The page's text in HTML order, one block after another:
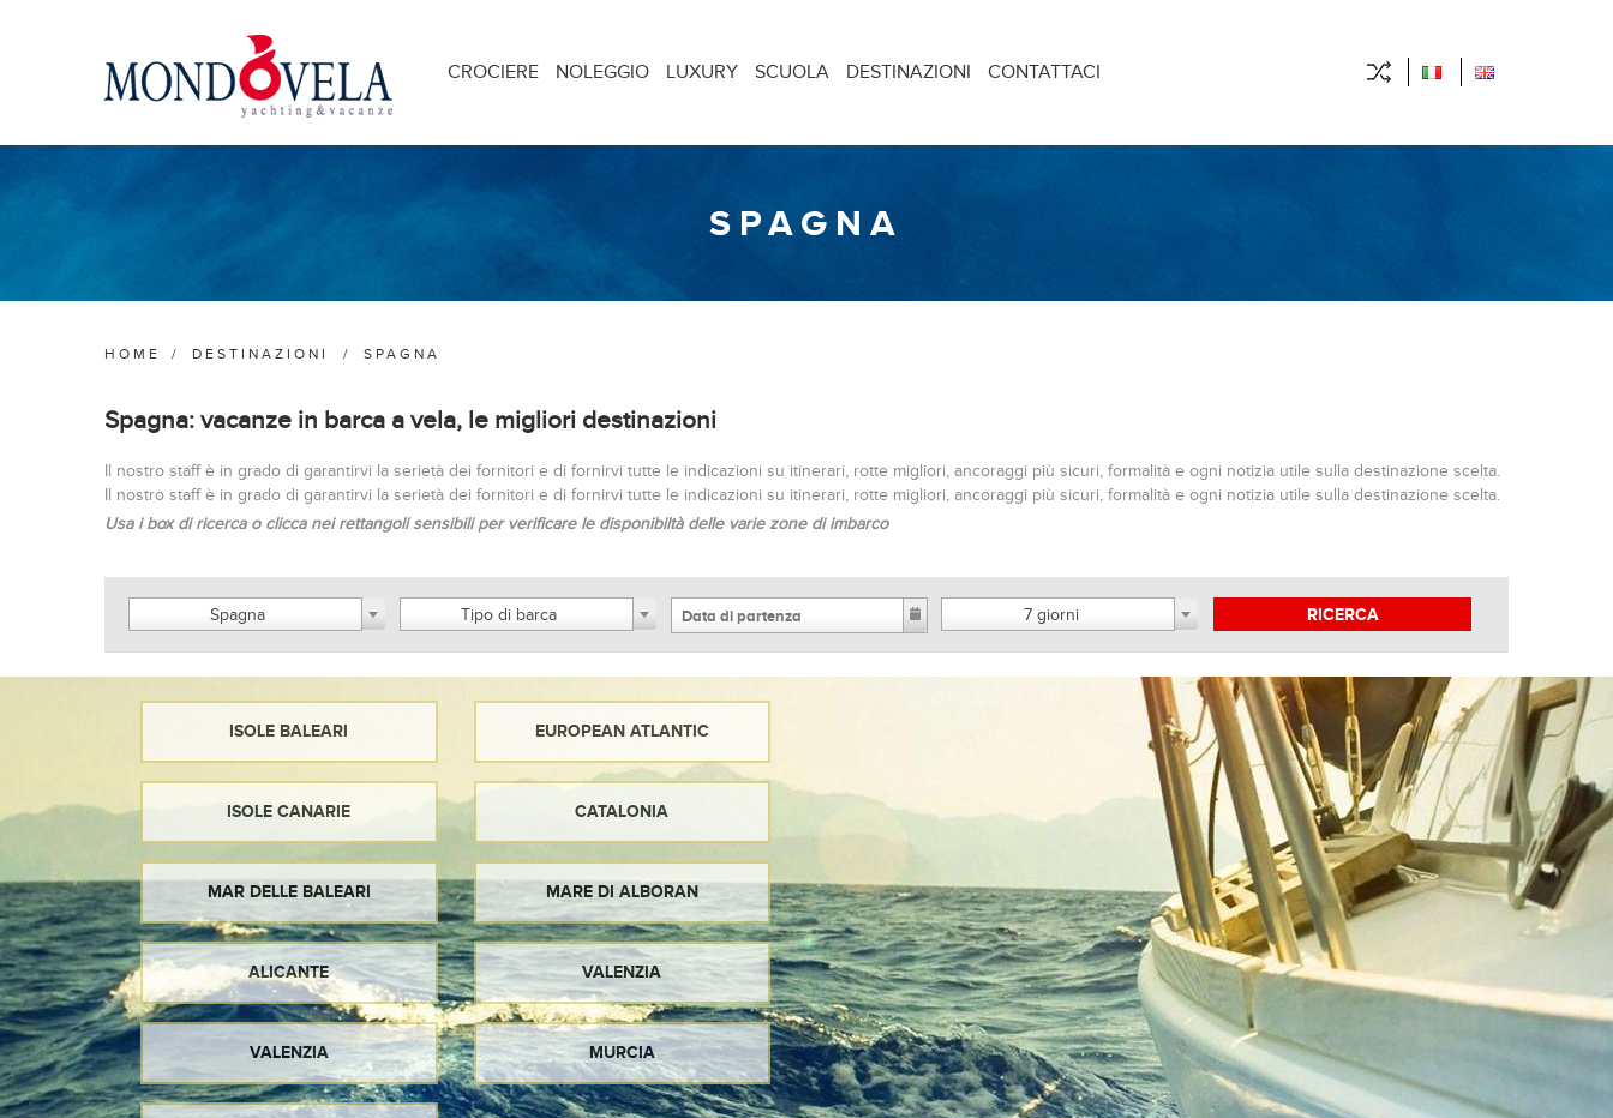
CROCIERE NOLEGGIO LUXURY SCUOLA DESTINAZIONI CONTATTACI
SPAGNA
HOME / DESTINAZIONI / SPAGNA
Spagna: vacanze in barca a vela, le migliori destinazioni
Il nostro staff è in grado di garantirvi la serietà dei fornitori e di fornirvi tutte le indicazioni su itinerari, rotte migliori, ancoraggi più sicuri, formalità e ogni notizia utile sulla destinazione scelta.
Il nostro staff è in grado di garantirvi la serietà dei fornitori e di fornirvi tutte le indicazioni su itinerari, rotte migliori, ancoraggi più sicuri, formalità e ogni notizia utile sulla destinazione scelta.
Usa i box di ricerca o clicca nei rettangoli sensibili per verificare le disponibiltà delle varie zone di imbarco
Spagna Tipo di barca 7 giorni RICERCA
ISOLE BALEARI EUROPEAN ATLANTIC
ISOLE CANARIE CATALONIA
MAR DELLE BALEARI MARE DI ALBORAN
ALICANTE VALENZIA
VALENZIA MURCIA